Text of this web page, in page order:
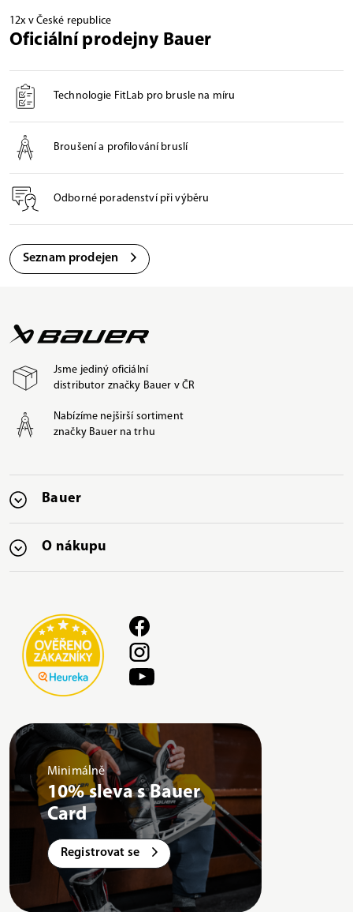
12x v České republice
Oficiální prodejny Bauer
Technologie FitLab pro brusle na míru
Broušení a profilování bruslí
Odborné poradenství při výběru
Seznam prodejen
Jsme jediný oficiální
distributor značky Bauer v ČR
Nabízíme nejširší sortiment
značky Bauer na trhu
Bauer
O nákupu
Minimálně
10% sleva s Bauer
Card
Registrovat se